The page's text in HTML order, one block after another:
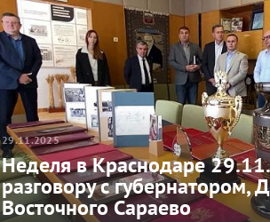
29.11.2025
Неделя в Краснодаре
разговору с губернатором,
Восточного Сараево